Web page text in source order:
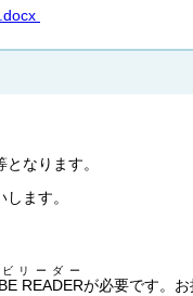
なります。
ます。
READER
リーダー
が必要です。